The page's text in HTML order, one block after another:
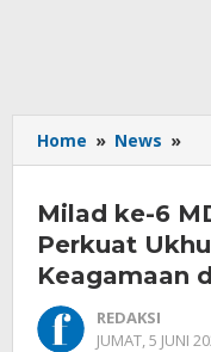
Home » News »
ke-
PCI
Milad ke-6
Perkuat
Keagamaan
REDAKSI
JUMAT, 5 JUNI